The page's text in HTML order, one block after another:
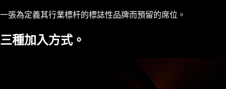
一張為定義其行業標杆的標誌性品牌而預留的席位。
三種加入方式。